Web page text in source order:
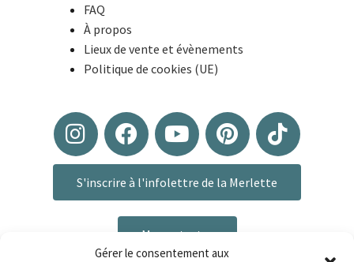
Gérer le consentement aux
FAQ
À propos
Lieux de vente et évènements
Politique de cookies (UE)
S'inscrire à l'infolettre de la Merlette
Me contacter